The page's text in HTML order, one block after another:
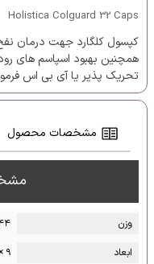
Holistica Colguard 32 Caps
کپسول کلگارد جهت درمان
همچنین بهبود اسپاسم های
تحریک پذیر یا آی بی اس
مشخصات محصول
وزن
۴۴
ابعاد
۹ × ۳ × ۱۳ سانتیمتر